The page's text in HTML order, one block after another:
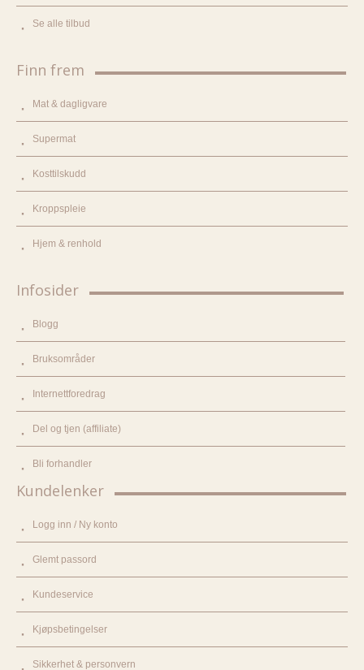
Se alle tilbud
Finn frem
Mat & dagligvare
Supermat
Kosttilskudd
Kroppspleie
Hjem & renhold
Infosider
Blogg
Bruksområder
Internettforedrag
Del og tjen (affiliate)
Bli forhandler
Kundelenker
Logg inn / Ny konto
Glemt passord
Kundeservice
Kjøpsbetingelser
Sikkerhet & personvern